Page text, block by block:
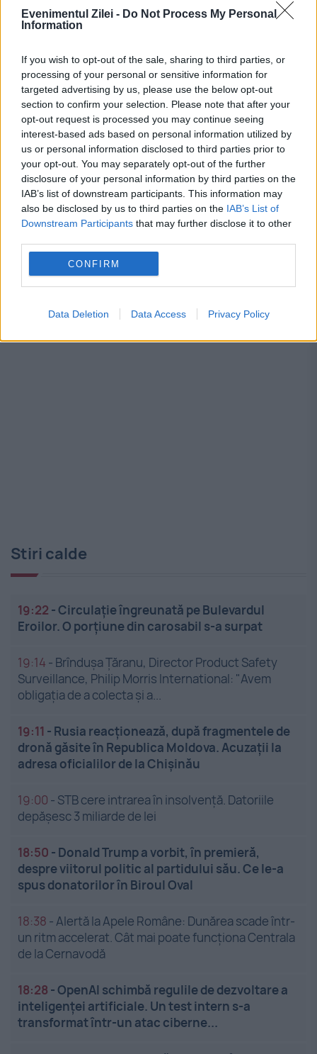
Evenimentul Zilei - Do Not Process My Personal
Information
If you wish to opt-out of the sale, sharing to third parties, or
processing of your personal or sensitive information for
targeted advertising by us, please use the below opt-out
section to confirm your selection. Please note that after your
opt-out request is processed you may continue seeing
interest-based ads based on personal information utilized by
us or personal information disclosed to third parties prior to
your opt-out. You may separately opt-out of the further
disclosure of your personal information by third parties on the
IAB’s list of downstream participants. This information may
also be disclosed by us to third parties on the IAB’s List of
Downstream Participants that may further disclose it to other
CONFIRM
Data Deletion Data Access Privacy Policy
Heidi Klum, într-o ținută îndrăzneață la
Prada 2”.
Calendar Ortodox, 7 februarie. Sfântul
Partenie, biruitorul demonilor
Stiri calde
19:22 -Circulație îngreunată pe Bulevardul
Eroilor. O porțiune din carosabil s-a surpat
19:14 - Brîndușa Țăranu, Director Product Safety
Surveillance, Philip Morris International: "Avem
obligația de a colecta și a...
19:11 - Rusia reacționează, după fragmentele de
dronă găsite în Republica Moldova. Acuzații la
adresa oficialilor de la Chișinău
19:00 - STB cere intrarea în insolvență. Datoriile
depășesc 3 miliarde de lei
18:50 - Donald Trump a vorbit, în premieră,
despre viitorul politic al partidului său. Ce le-a
spus donatorilor în Biroul Oval
18:38 -Alertă la Apele Române: Dunărea scade într-
un ritm accelerat. Cât mai poate funcționa Centrala
de la Cernavodă
18:28 -OpenAI schimbă regulile de dezvoltare a
inteligenței artificiale. Un test intern s-a
transformat într-un atac ciberne...